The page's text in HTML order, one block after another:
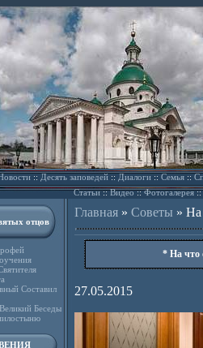
::Десять заповедей::Диалоги::Семья::
Статьи::Видео ::Фотогалерея::
отцов
Составил
Беседы
Главная» Советы » На
* На что
27.05.2015